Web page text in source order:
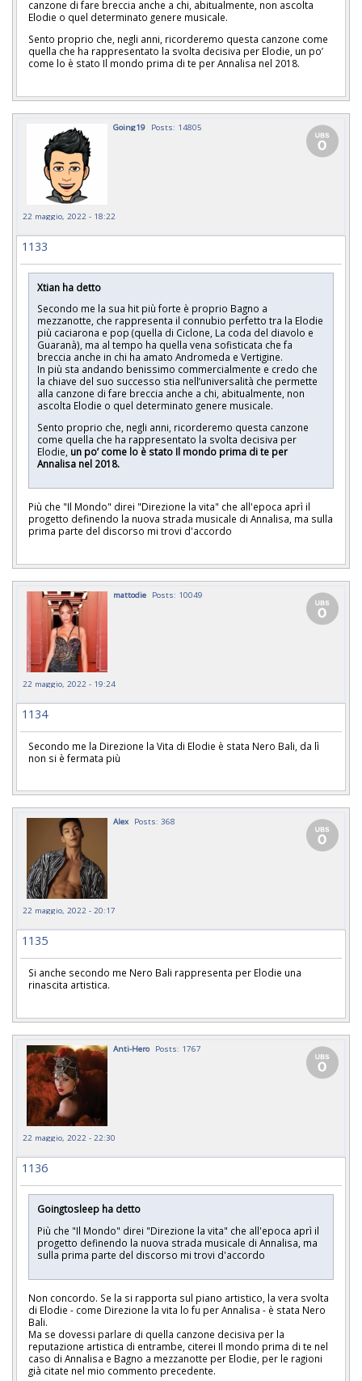
canzone di fare breccia anche a chi, abitualmente, non ascolta
Elodie o quel determinato genere musicale.
Sento proprio che, negli anni, ricorderemo questa canzone come
quella che ha rappresentato la svolta decisiva per Elodie, un po’
come lo è stato Il mondo prima di te per Annalisa nel 2018.
Going19 Posts: 14805
22 maggio, 2022 - 18:22
1133
Xtian ha detto
Secondo me la sua hit più forte è proprio Bagno a
mezzanotte, che rappresenta il connubio perfetto tra la Elodie
più caciarona e pop (quella di Ciclone, La coda del diavolo e
Guaranà), ma al tempo ha quella vena sofisticata che fa
breccia anche in chi ha amato Andromeda e Vertigine.
In più sta andando benissimo commercialmente e credo che
la chiave del suo successo stia nell’universalità che permette
alla canzone di fare breccia anche a chi, abitualmente, non
ascolta Elodie o quel determinato genere musicale.
Sento proprio che, negli anni, ricorderemo questa canzone
come quella che ha rappresentato la svolta decisiva per
Elodie, un po’ come lo è stato Il mondo prima di te per
Annalisa nel 2018.
Più che "Il Mondo" direi "Direzione la vita" che all'epoca aprì il
progetto definendo la nuova strada musicale di Annalisa, ma sulla
prima parte del discorso mi trovi d'accordo
mattodie Posts: 10049
22 maggio, 2022 - 19:24
1134
Secondo me la Direzione la Vita di Elodie è stata Nero Bali, da lì
non si è fermata più
Alex Posts: 368
22 maggio, 2022 - 20:17
1135
Si anche secondo me Nero Bali rappresenta per Elodie una
rinascita artistica.
Anti-Hero Posts: 1767
22 maggio, 2022 - 22:30
1136
Goingtosleep ha detto
Più che "Il Mondo" direi "Direzione la vita" che all'epoca aprì il
progetto definendo la nuova strada musicale di Annalisa, ma
sulla prima parte del discorso mi trovi d'accordo
Non concordo. Se la si rapporta sul piano artistico, la vera svolta
di Elodie - come Direzione la vita lo fu per Annalisa - è stata Nero
Bali.
Ma se dovessi parlare di quella canzone decisiva per la
reputazione artistica di entrambe, citerei Il mondo prima di te nel
caso di Annalisa e Bagno a mezzanotte per Elodie, per le ragioni
già citate nel mio commento precedente.